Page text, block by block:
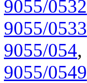
9055/0532
9055/0533
9055/054,
9055/0549